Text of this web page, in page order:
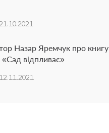
21.10.2021
Назар Яремчук про книгу
«Сад відпливає»
12.11.2021